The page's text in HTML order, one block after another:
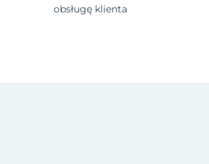
obsługę klienta